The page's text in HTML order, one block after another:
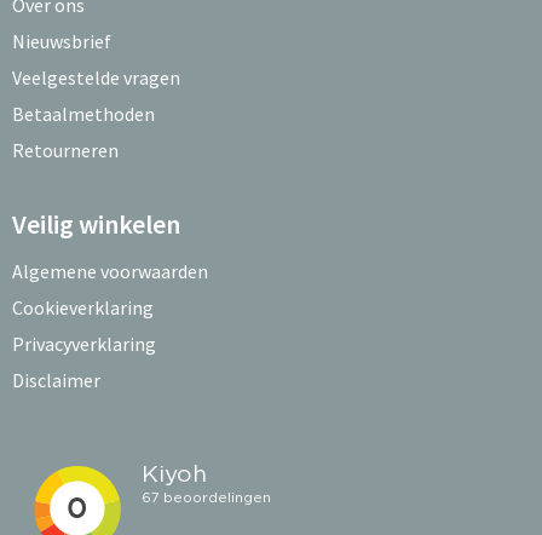
Over ons
Nieuwsbrief
Veelgestelde vragen
Betaalmethoden
Retourneren
Veilig winkelen
Algemene voorwaarden
Cookieverklaring
Privacyverklaring
Disclaimer